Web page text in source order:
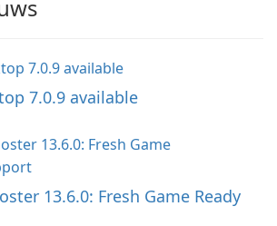
7.0.9 available
13.6.0: Fresh Game Ready